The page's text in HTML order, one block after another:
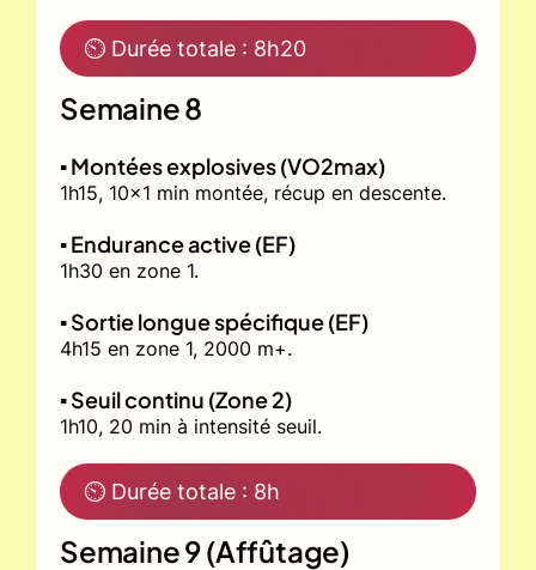
⏲ Durée totale : 8h20
Semaine 8
▪️ Montées explosives (VO2max)
1h15, 10x1 min montée, récup en descente.
▪️ Endurance active (EF)
1h30 en zone 1.
▪️ Sortie longue spécifique (EF)
4h15 en zone 1, 2000 m+.
▪️ Seuil continu (Zone 2)
1h10, 20 min à intensité seuil.
⏲ Durée totale : 8h
Semaine 9 (Affûtage)